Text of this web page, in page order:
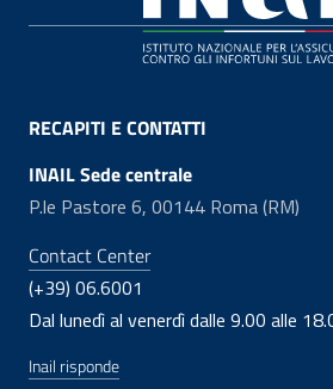
RECAPITI E CONTATTI
INAIL Sede centrale
P.le Pastore 6, 00144 Roma (RM)
Contact Center
(+39) 06.6001
Dal lunedì al venerdì dalle 9.00 alle
Inail risponde